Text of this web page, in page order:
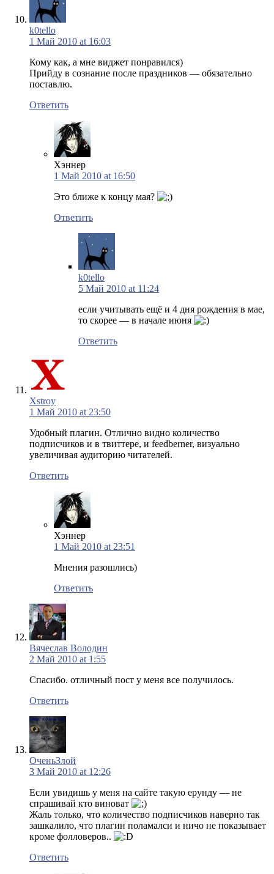
k0tello
1 Май 2010 at 16:03
Кому как, а мне виджет понравился)
Прийду в сознание после праздников — обязательно
поставлю.
Ответить
Хэннер
1 Май 2010 at 16:50
Это ближе к концу мая?
Ответить
k0tello
5 Май 2010 at 11:24
если учитывать ещё и 4 дня рождения в мае,
то скорее — в начале июня
Ответить
Xstroy
1 Май 2010 at 23:50
Удобный плагин. Отлично видно количество
подписчиков и в твиттере, и feedberner, визуально
увеличивая аудиторию читателей.
Ответить
Хэннер
1 Май 2010 at 23:51
Мнения разошлись)
Ответить
Вячеслав Володин
2 Май 2010 at 1:55
Спасибо. отличный пост у меня все получилось.
Ответить
ОченьЗлой
3 Май 2010 at 12:26
Если увидишь у меня на сайте такую ерунду — не
спрашивай кто виноват
Жаль только, что количество подписчиков наверно так
зашкалило, что плагин поламалси и ничо не показывает
кроме фолловеров..
Ответить